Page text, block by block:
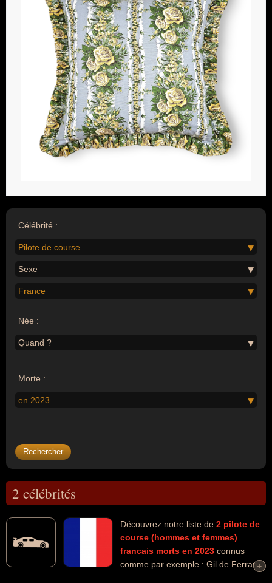
Célébrité :
Pilote de course
Sexe
France
Née :
Quand ?
Morte :
en 2023
2 célébrités
Découvrez notre liste de 2 pilote de
course (hommes et femmes)
francais morts en 2023 connus
comme par exemple : Gil de Ferran,+
+